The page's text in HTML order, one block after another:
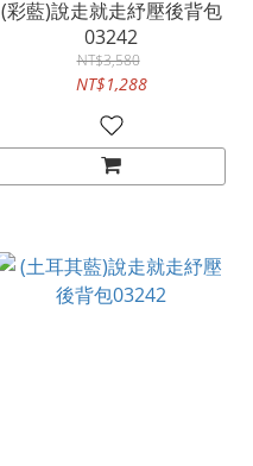
(彩藍)說走就走紓壓後背包
03242
NT$3,580
NT$1,288